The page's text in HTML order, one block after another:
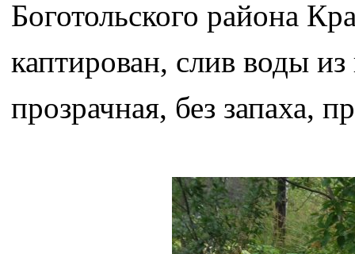
Боготольского района
каптирован, слив воды
прозрачная, без запаха,